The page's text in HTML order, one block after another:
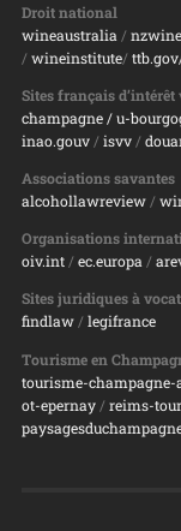
Droit national
wineaustralia / nzwine
/ wineinstitute/
Sites français
champagne/ u-
inao.gouv/ isvv/ d
Associations savantes
alcohollawreview/
Organisations
oiv.int/ ec.europa/
Sites juridiques à
findlaw/ legifrance
Tourisme en
tourisme-champagne-
ot-epernay/ reims-